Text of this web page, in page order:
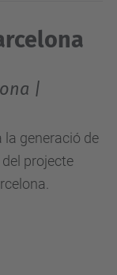
|
la generació de
projecte